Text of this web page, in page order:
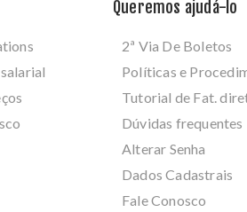
Queremos ajudá-lo
2ª Via De Boletos
Políticas e
Tutorial de Fat.
Dúvidas frequentes
Alterar Senha
Dados Cadastrais
Fale Conosco